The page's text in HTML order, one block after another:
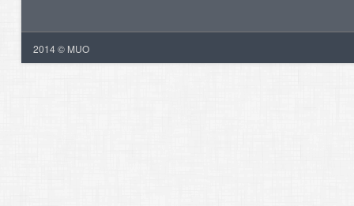
2014 © MUO